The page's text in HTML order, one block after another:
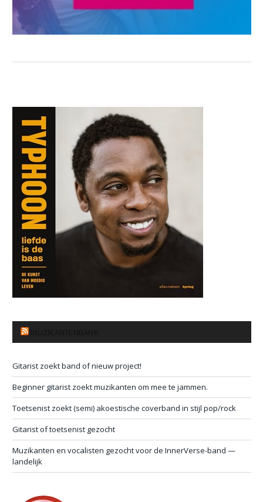
Gitarist zoekt band of nieuw project!
Beginner gitarist zoekt muzikanten om mee te jammen.
Toetsenist zoekt (semi) akoestische coverband in stijl pop/rock
Gitarist of toetsenist gezocht
Muzikanten en vocalisten gezocht voor de InnerVerse-band —
landelijk